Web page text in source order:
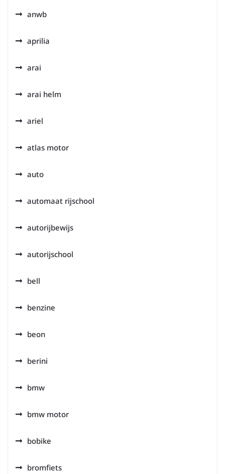
anwb
aprilia
arai
arai helm
ariel
atlas motor
auto
automaat rijschool
autorijbewijs
autorijschool
bell
benzine
beon
berini
bmw
bmw motor
bobike
bromfiets